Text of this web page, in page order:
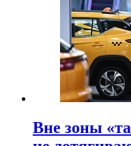
Вне зоны